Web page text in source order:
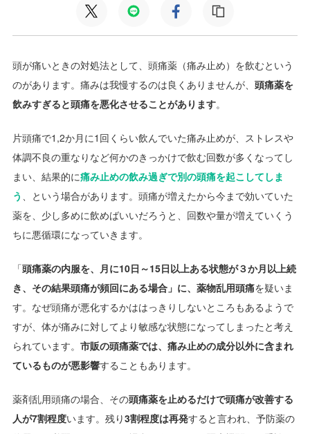
頭が痛いときの対処法として、頭痛薬（痛み止め）を飲むという
のがあります。痛みは我慢するのは良くありませんが、 頭痛薬を
飲みすぎると頭痛を悪化させることがあります。
片頭痛で1,2か月に1回くらい飲んでいた痛み止めが、ストレスや
体調不良の重なりなど何かのきっかけで飲む回数が多くなってし
まい、結果的に痛み止めの飲み過ぎで別の頭痛を起こしてしま
う 、という場合があります。頭痛が増えたから今まで効いていた
薬を、少し多めに飲めばいいだろうと、回数や量が増えていくう
ちに悪循環になっていきます。
「頭痛薬の内服を、月に10日～15日以上ある状態が３か月以上続
き、その結果頭痛が頻回にある場合」に、薬物乱用頭痛を疑いま
す。なぜ頭痛が悪化するかははっきりしないところもあるようで
すが、体が痛みに対してより敏感な状態になってしまったと考え
られています。 市販の頭痛薬では、痛み止めの成分以外に含まれ
ているものが悪影響することもあります。
薬剤乱用頭痛の場合、その頭痛薬を止めるだけで頭痛が改善する
人が7割程度います。残り3割程度は再発すると言われ、予防薬の